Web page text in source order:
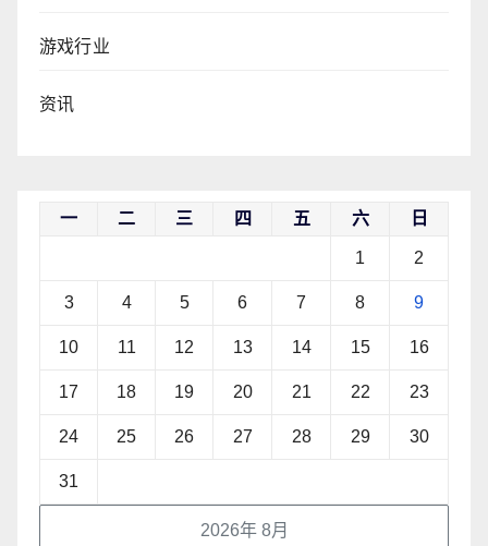
游戏行业
资讯
2026年 8月
一 二 三 四 五 六 日
1 2
3 4 5 6 7 8 9
10 11 12 13 14 15 16
17 18 19 20 21 22 23
24 25 26 27 28 29 30
31